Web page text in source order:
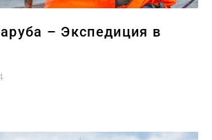
– Экспедиция в